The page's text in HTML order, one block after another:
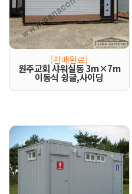
[판매완료]
원주교회 샤워실동 3m×7m
이동식 슁글,사이딩